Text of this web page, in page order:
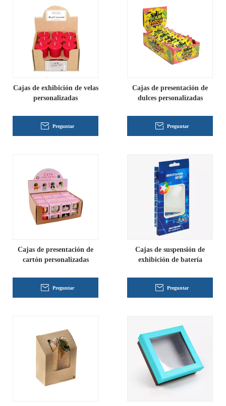
Cajas de exhibición de velas
personalizadas
Preguntar
Cajas de presentación de
dulces personalizadas
Preguntar
Cajas de presentación de
cartón personalizadas
Preguntar
Cajas de suspensión de
exhibición de batería
Preguntar